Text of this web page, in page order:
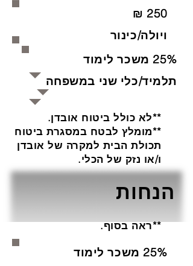
250 ₪
ויולה/כינור
25% משכר לימוד
תלמיד/כלי שני במשפחה
**לא כולל ביטוח אובדן.
**מומלץ לבטח במסגרת ביטוח
תכולת הבית למקרה של אובדן
ו/או נזק של הכלי.
הנחות
**ראה בסוף.
25% משכר לימוד